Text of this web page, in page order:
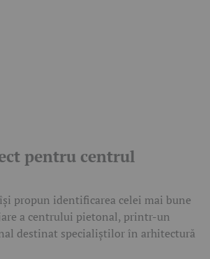
pentru centrul
propun identificarea celei mai bune
a centrului pietonal, printr-un
destinat specialiștilor în arhitectură